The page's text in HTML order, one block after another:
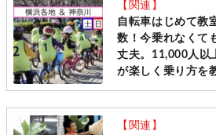
【関連】
自転車はじめて教
数！今乗れなくて
丈夫。11,000人以
が楽しく乗り方を
［毎週土日＠横浜
付］
【関連】